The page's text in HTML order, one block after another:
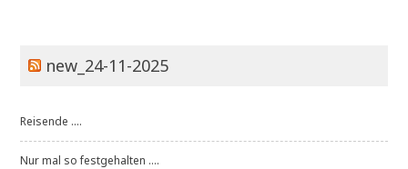
new_24-11-2025
Reisende ....
Nur mal so festgehalten ....